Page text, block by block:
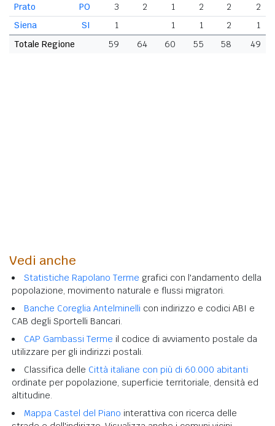
PO
Prato 3 2 1 2 2
2
SI
Siena 1 1 1 2
1
Totale Regione
59 64 60 55 58 49
Vedi anche
Statistiche Rapolano Terme grafici con l'andamento della
popolazione, movimento naturale e flussi migratori.
Banche Coreglia Antelminelli con indirizzo e codici ABI e
CAB degli Sportelli Bancari.
CAP Gambassi Terme il codice di avviamento postale da
utilizzare per gli indirizzi postali.
Classifica delle Città italiane con più di 60.000 abitanti
ordinate per popolazione, superficie territoriale, densità ed
altitudine.
Mappa Castel del Piano interattiva con ricerca delle